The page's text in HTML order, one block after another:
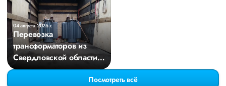
04 августа 2026 г.
Перевозка
трансформаторов из
Свердловской области в
Киров
Посмотреть всё